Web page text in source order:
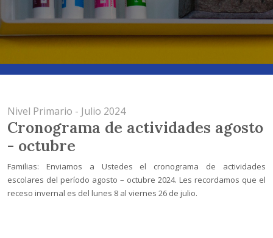
Nivel Primario - Julio 2024
Cronograma de actividades agosto
- octubre
Familias: Enviamos a Ustedes el cronograma de actividades
escolares del período agosto – octubre 2024. Les recordamos que el
receso invernal es del lunes 8 al viernes 26 de julio.